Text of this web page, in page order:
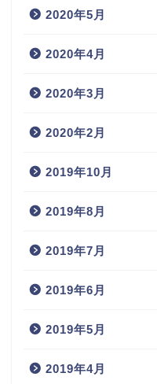
2020年5月
2020年4月
2020年3月
2020年2月
2019年10月
2019年8月
2019年7月
2019年6月
2019年5月
2019年4月